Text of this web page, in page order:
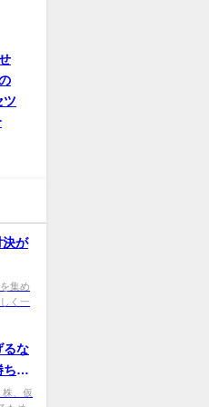
ツ
決が
集め
く一
るな
ち抜
、仮